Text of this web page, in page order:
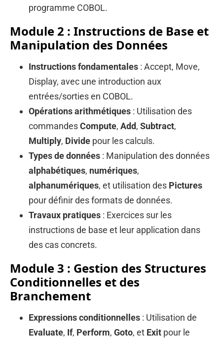
programme COBOL.
Module 2 : Instructions de Base et
Manipulation des Données
Instructions fondamentales : Accept, Move,
Display, avec une introduction aux
entrées/sorties en COBOL.
Opérations arithmétiques : Utilisation des
commandesCompute, Add, Subtract,
Multiply, Divide pour les calculs.
Types de données : Manipulation des données
alphabétiques, numériques,
alphanumériques, et utilisation des Pictures
pour définir des formats de données.
Travaux pratiques : Exercices sur les
instructions de base et leur application dans
des cas concrets.
Module 3 : Gestion des Structures
Conditionnelles et des
Branchement
Expressions conditionnelles : Utilisation de
Evaluate, If, Perform, Goto, et Exit pour le